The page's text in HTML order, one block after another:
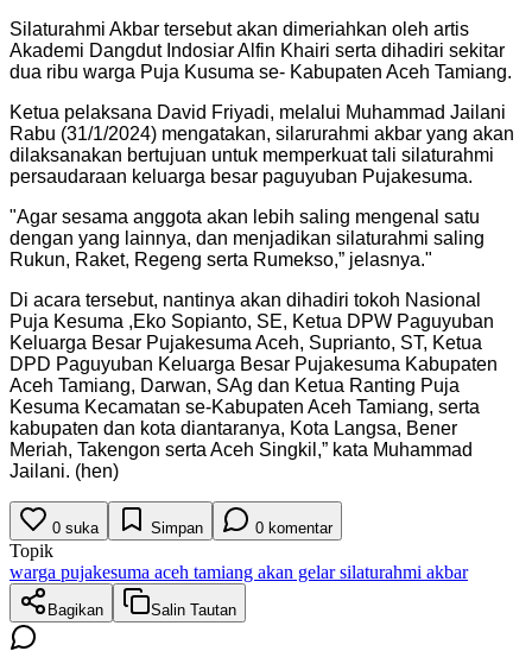
Silaturahmi Akbar tersebut akan dimeriahkan oleh artis
Akademi Dangdut Indosiar Alfin Khairi serta dihadiri sekitar
dua ribu warga Puja Kusuma se- Kabupaten Aceh Tamiang.
Ketua pelaksana David Friyadi, melalui Muhammad Jailani
Rabu (31/1/2024) mengatakan, silarurahmi akbar yang akan
dilaksanakan bertujuan untuk memperkuat tali silaturahmi
persaudaraan keluarga besar paguyuban Pujakesuma.
"Agar sesama anggota akan lebih saling mengenal satu
dengan yang lainnya, dan menjadikan silaturahmi saling
Rukun, Raket, Regeng serta Rumekso,” jelasnya."
Di acara tersebut, nantinya akan dihadiri tokoh Nasional
Puja Kesuma ,Eko Sopianto, SE, Ketua DPW Paguyuban
Keluarga Besar Pujakesuma Aceh, Suprianto, ST, Ketua
DPD Paguyuban Keluarga Besar Pujakesuma Kabupaten
Aceh Tamiang, Darwan, SAg dan Ketua Ranting Puja
Kesuma Kecamatan se-Kabupaten Aceh Tamiang, serta
kabupaten dan kota diantaranya, Kota Langsa, Bener
Meriah, Takengon serta Aceh Singkil,” kata Muhammad
Jailani. (hen)
0 suka Simpan 0 komentar
Topik
warga pujakesuma aceh tamiang akan gelar silaturahmi akbar
Bagikan Salin Tautan